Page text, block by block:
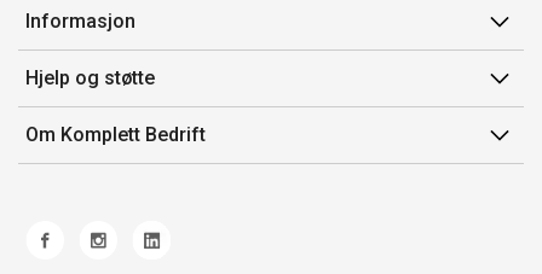
Min side
Ordreoversikt
Mine produkter
Informasjon
Salgsbetingelser
Avtalevilkår for Komplett Bedrift Pluss
Produsenter
Hjelp og støtte
Kontakt oss
Retur
Ofte stilte spørsmål
Om Komplett Bedrift